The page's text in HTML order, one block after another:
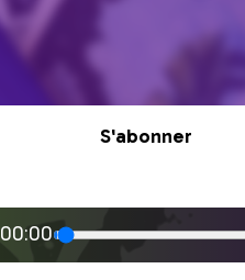
S'abonner
00:00